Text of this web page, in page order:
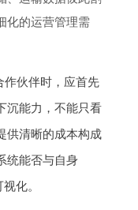
化的运营管理需
作伙伴时，应首先
沉能力，不能只看
供清晰的成本构成
统能否与自身
化。